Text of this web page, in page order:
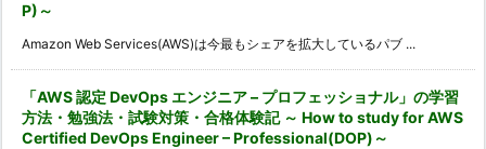
P)～
Amazon Web Services(AWS)は今最もシェアを拡大しているパブ ...
「AWS 認定 DevOps エンジニア – プロフェッショナル」の学習
方法・勉強法・試験対策・合格体験記 ～ How to study for AWS
Certified DevOps Engineer – Professional(DOP)～